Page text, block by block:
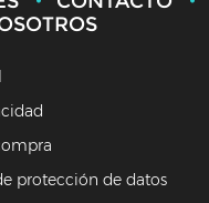
protección de datos